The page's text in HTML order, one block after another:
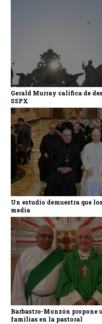
Gerald Murray califica de
SSPX
Un estudio demuestra que
media
Barbastro-Monzón propone
familias en la pastoral